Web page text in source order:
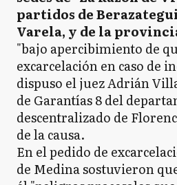
partidos de
Varela, y de la
"bajo apercibimiento de
excarcelación en caso de
dispuso el juez Adrián
de Garantías 8 del
descentralizado de
de la causa.
En el pedido de
de Medina sostuvieron